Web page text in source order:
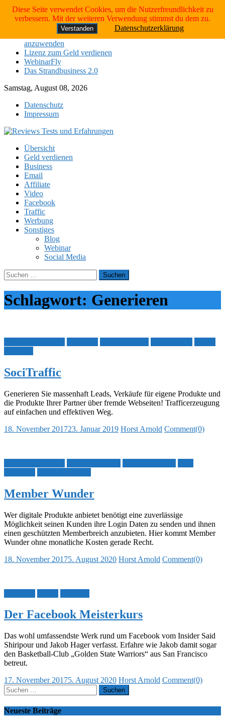
Skip
Neueste Tests:
Das Strandbusiness 2.0
die 4 Schritte, um das Gesetz der Anziehung erfolgreich
anzuwenden
Lizenz zum Geld verdienen
WebinarFly
Das Strandbusiness 2.0
Samstag, August 08, 2026
Datenschutz
Impressum
Übersicht
Geld verdienen
Business
Email
Affiliate
Video
Facebook
Traffic
Werbung
Sonstiges
Blog
Webinar
Social Media
Suchen
nach:
Schlagwort: Generieren
SociTraffic
Generieren Sie massenhaft Leads, Verkäufe für eigene Produkte und
die Produkte Ihrer ​Partner über fremde Webseiten! Trafficerzeugung
auf einfachen und effektiven Weg.
Posted
18. November 201723. Januar 2019 Author
Horst Arnold Comment(0)
Member Wunder
Wer digitale Produkte anbietet benötigt eine zuverlässige
Möglichkeit seinen Kunden ihre Login Daten zu senden und ihnen
einen geschützten Memberbreich anzubieten. Hier kommt Member
Wunder ohne monatliche Kosten gerade Recht.
Posted
18. November 20175. August 2020 Author
Horst Arnold Comment(0)
Der Facebook Meisterkurs
Das wohl umfassendste Werk rund um Facebook vom Insider Said
Shiripour und Jakob Hager verfasst. Erfahre wie Jakob damit sogar
den Basketball-Club „Golden State Warriors“ aus San Francisco
betreut.
Posted
on
17. November 20175. August 2020 Author
Horst Arnold Comment(0)
Suchen
nach:
Neueste Beiträge
Diese Seite verwendet Cookies, um die Nutzerfreundlichkeit zu
verbessern. Mit der weiteren Verwendung stimmst du dem zu.
Verstanden Datenschutzerklärung